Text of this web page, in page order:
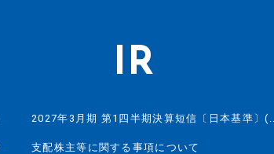
IR
2027年3月期 第1四半期決算短信〔日本基準〕(...
支配株主等に関する事項について